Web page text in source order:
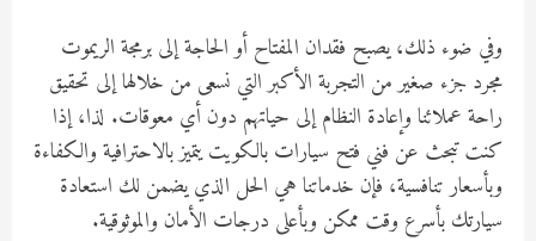
وفي ضوء ذلك، يصبح فقدان المفتاح أو الحاجة إلى برمجة الريموت
مجرد جزء صغير من التجربة الأكبر التي نسعى من خلالها إلى تحقيق
راحة عملائنا وإعادة النظام إلى حياتهم دون أي معوقات. لذا، إذا
كنت تبحث عن فني فتح سيارات بالكويت يتميز بالاحترافية والكفاءة
وبأسعار تنافسية، فإن خدماتنا هي الحل الذي يضمن لك استعادة
سيارتك بأسرع وقت ممكن وبأعلى درجات الأمان والموثوقية.